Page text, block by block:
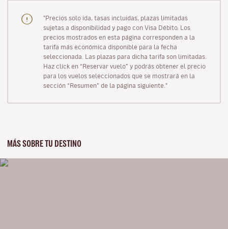
"Precios solo ida, tasas incluidas, plazas limitadas
sujetas a disponibilidad y pago con Visa Débito. Los
precios mostrados en esta página corresponden a la
tarifa más económica disponible para la fecha
seleccionada. Las plazas para dicha tarifa son limitadas.
Haz click en “Reservar vuelo” y podrás obtener el precio
para los vuelos seleccionados que se mostrará en la
sección “Resumen” de la página siguiente."
MÁS SOBRE TU DESTINO